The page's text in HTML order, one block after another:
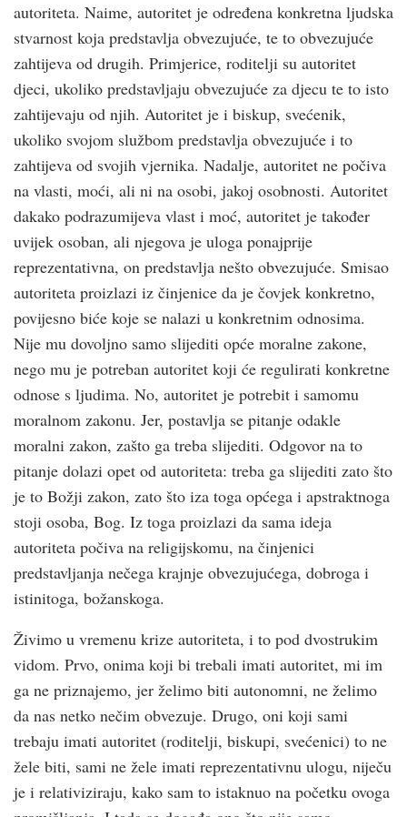
autoriteta. Naime, autoritet je određena konkretna ljudska
stvarnost koja predstavlja obvezujuće, te to obvezujuće
zahtijeva od drugih. Primjerice, roditelji su autoritet
djeci, ukoliko predstavljaju obvezujuće za djecu te to isto
zahtijevaju od njih. Autoritet je i biskup, svećenik,
ukoliko svojom službom predstavlja obvezujuće i to
zahtijeva od svojih vjernika. Nadalje, autoritet ne počiva
na vlasti, moći, ali ni na osobi, jakoj osobnosti. Autoritet
dakako podrazumijeva vlast i moć, autoritet je također
uvijek osoban, ali njegova je uloga ponajprije
reprezentativna, on predstavlja nešto obvezujuće. Smisao
autoriteta proizlazi iz činjenice da je čovjek konkretno,
povijesno biće koje se nalazi u konkretnim odnosima.
Nije mu dovoljno samo slijediti opće moralne zakone,
nego mu je potreban autoritet koji će regulirati konkretne
odnose s ljudima. No, autoritet je potrebit i samomu
moralnom zakonu. Jer, postavlja se pitanje odakle
moralni zakon, zašto ga treba slijediti. Odgovor na to
pitanje dolazi opet od autoriteta: treba ga slijediti zato što
je to Božji zakon, zato što iza toga općega i apstraktnoga
stoji osoba, Bog. Iz toga proizlazi da sama ideja
autoriteta počiva na religijskomu, na činjenici
predstavljanja nečega krajnje obvezujućega, dobroga i
istinitoga, božanskoga.
Živimo u vremenu krize autoriteta, i to pod dvostrukim
vidom. Prvo, onima koji bi trebali imati autoritet, mi im
ga ne priznajemo, jer želimo biti autonomni, ne želimo
da nas netko nečim obvezuje. Drugo, oni koji sami
trebaju imati autoritet (roditelji, biskupi, svećenici) to ne
žele biti, sami ne žele imati reprezentativnu ulogu, niječu
je i relativiziraju, kako sam to istaknuo na početku ovoga